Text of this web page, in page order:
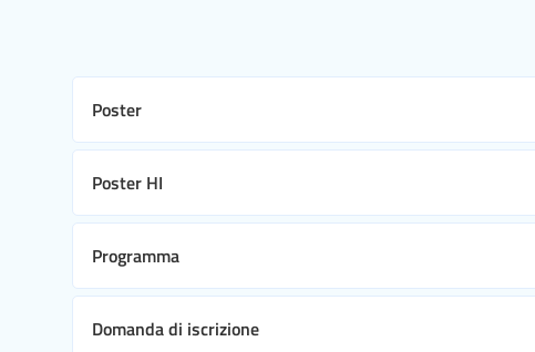
Poster
Poster HI
Programma
Domanda di iscrizione